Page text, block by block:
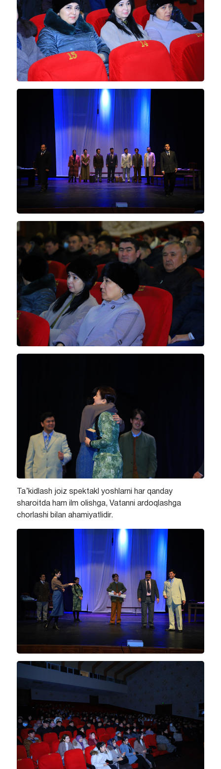
Ta’kidlash joiz spektakl yoshlarni har qanday
sharoitda ham ilm olishga, Vatanni ardoqlashga
chorlashi bilan ahamiyatlidir.